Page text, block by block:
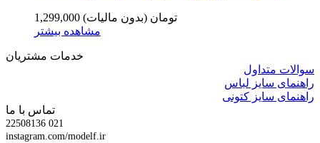
1,299,000 تومان (بدون مالیات)
مشاهده بیشتر
خدمات مشتریان
سوالات متداول
راهنمای سایز لباس
راهنمای سایز کتونی
تماس با ما
22508136 021
instagram.com/modelf.ir